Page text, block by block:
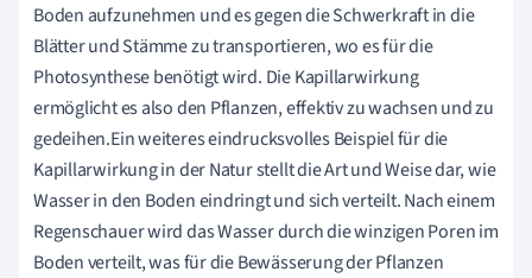
Boden aufzunehmen und es gegen die Schwerkraft in die
Blätter und Stämme zu transportieren, wo es für die
Photosynthese benötigt wird. Die Kapillarwirkung
ermöglicht es also den Pflanzen, effektiv zu wachsen und zu
gedeihen.Ein weiteres eindrucksvolles Beispiel für die
Kapillarwirkung in der Natur stellt die Art und Weise dar, wie
Wasser in den Boden eindringt und sich verteilt. Nach einem
Regenschauer wird das Wasser durch die winzigen Poren im
Boden verteilt, was für die Bewässerung der Pflanzen